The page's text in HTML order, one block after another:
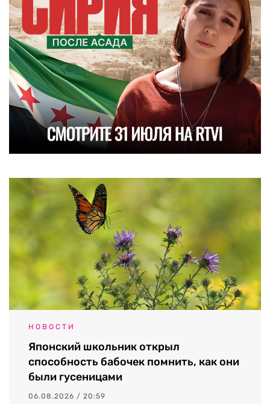
НОВОСТИ
Японский школьник открыл
способность бабочек помнить, как они
были гусеницами
06.08.2026 / 20:59